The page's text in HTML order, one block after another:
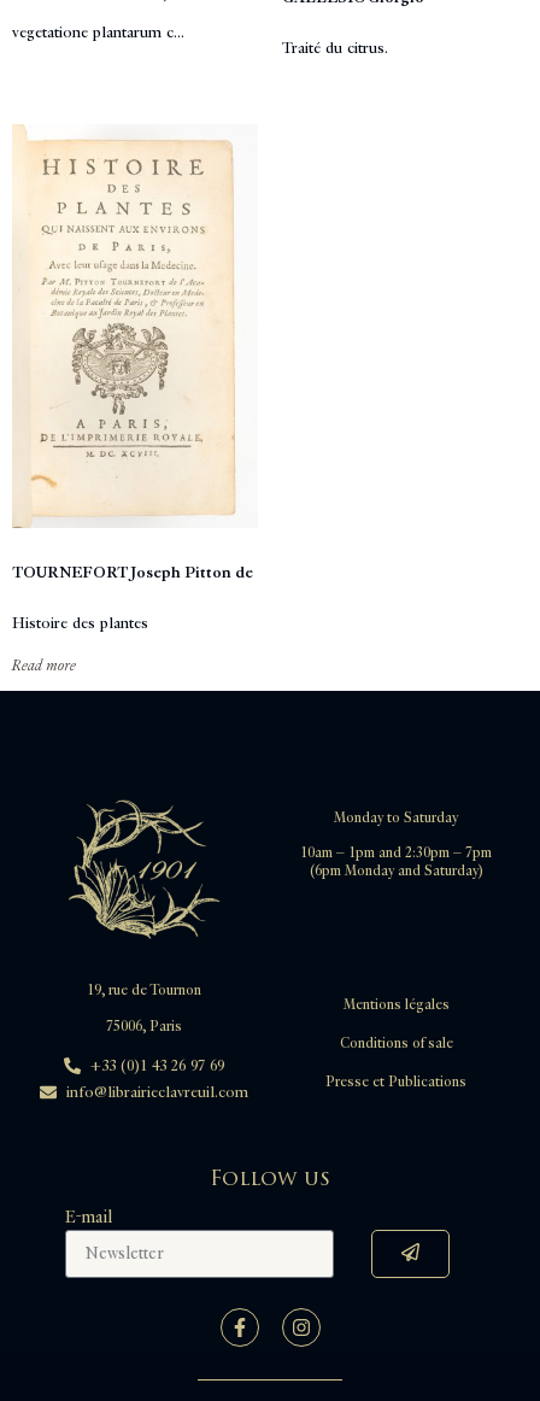
vegetatione plantarum c...
Traité du citrus.
TOURNEFORT Joseph Pitton de
Histoire des plantes
Read more
Monday to Saturday
10am – 1pm and 2:30pm – 7pm
(6pm Monday and Saturday)
19, rue de Tournon
75006, Paris
+33 (0)1 43 26 97 69
info@librairieclavreuil.com
Mentions légales
Conditions of sale
Presse et Publications
Follow us
E-mail